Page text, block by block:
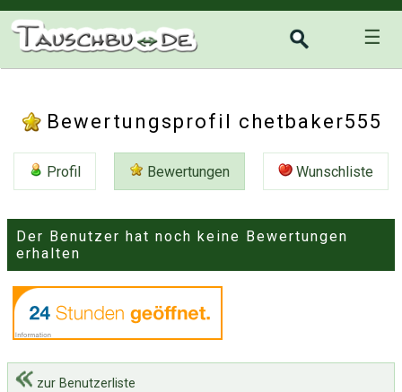
☰
Bewertungsprofil chetbaker555
Profil Bewertungen Wunschliste
Der Benutzer hat noch keine Bewertungen
erhalten
zur Benutzerliste